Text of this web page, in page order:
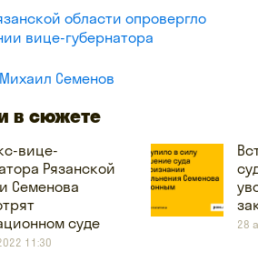
области опровергло
вице-губернатора
Михаил Семенов
в сюжете
вице-
Рязанской
Семенова
суде
11:30
28